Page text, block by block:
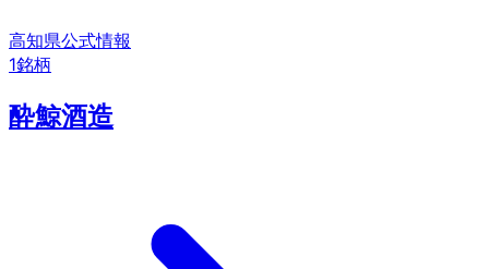
高知県公式情報
1銘柄
酔鯨酒造